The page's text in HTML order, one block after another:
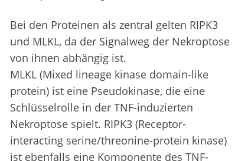
Bei den Proteinen als zentral gelten RIPK3
und MLKL, da der Signalweg der Nekroptose
von ihnen abhängig ist.
MLKL (Mixed lineage kinase domain-like
protein) ist eine Pseudokinase, die eine
Schlüsselrolle in der TNF-induzierten
Nekroptose spielt. RIPK3 (Receptor-
interacting serine/threonine-protein kinase)
ist ebenfalls eine Komponente des TNF-